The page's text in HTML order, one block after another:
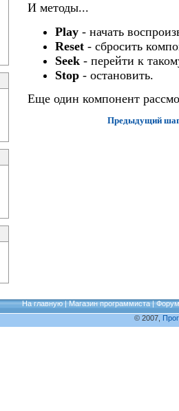
И методы...
Play - начать
Reset - сбросить
Seek - перейти к
Stop - остановить.
Еще один компонент
Предыдущий
На главную|Магазин программиста|Форум
© 2007,